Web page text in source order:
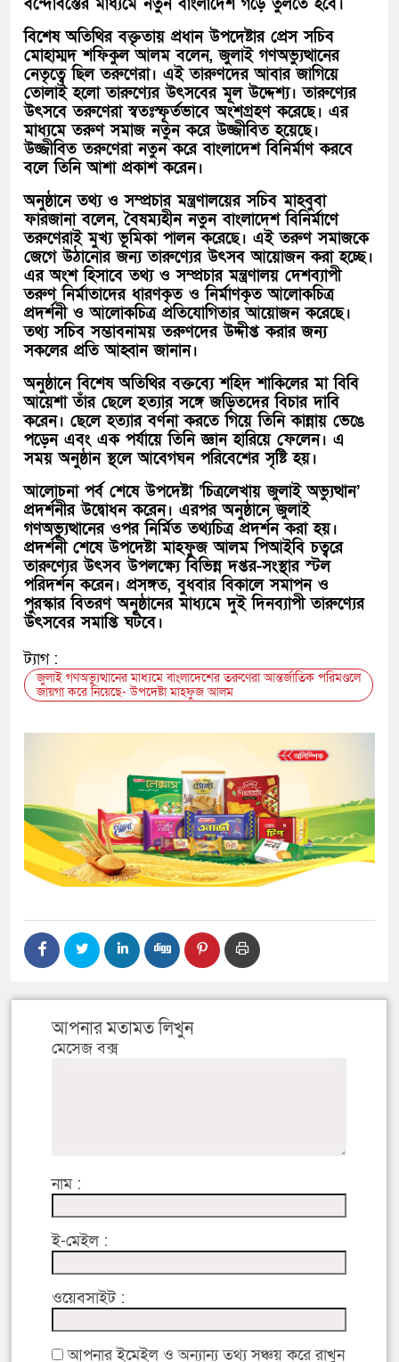
বিশেষ অতিথির বক্তৃতায় প্রধান উপদেষ্টার প্রেস সচিব
মোহাম্মদ শফিকুল আলম বলেন, জুলাই গণঅভ্যুত্থানের
নেতৃত্বে ছিল তরুণেরা। এই তারুণদের আবার জাগিয়ে
তোলাই হলো তারুণ্যের উৎসবের মূল উদ্দেশ্য। তারুণ্যের
উৎসবে তরুণেরা স্বতঃস্ফূর্তভাবে অংশগ্রহণ করেছে। এর
মাধ্যমে তরুণ সমাজ নতুন করে উজ্জীবিত হয়েছে।
উজ্জীবিত তরুণেরা নতুন করে বাংলাদেশ বিনির্মাণ করবে
বলে তিনি আশা প্রকাশ করেন।
অনুষ্ঠানে তথ্য ও সম্প্রচার মন্ত্রণালয়ের সচিব মাহবুবা
ফারজানা বলেন, বৈষম্যহীন নতুন বাংলাদেশ বিনির্মাণে
তরুণেরাই মুখ্য ভূমিকা পালন করেছে। এই তরুণ সমাজকে
জেগে উঠানোর জন্য তারুণ্যের উৎসব আয়োজন করা হচ্ছে।
এর অংশ হিসাবে তথ্য ও সম্প্রচার মন্ত্রণালয় দেশব্যাপী
তরুণ নির্মাতাদের ধারণকৃত ও নির্মাণকৃত আলোকচিত্র
প্রদর্শনী ও আলোকচিত্র প্রতিযোগিতার আয়োজন করেছে।
তথ্য সচিব সম্ভাবনাময় তরুণদের উদ্দীপ্ত করার জন্য
সকলের প্রতি আহ্বান জানান।
অনুষ্ঠানে বিশেষ অতিথির বক্তব্যে শহিদ শাকিলের মা বিবি
আয়েশা তাঁর ছেলে হত্যার সঙ্গে জড়িতদের বিচার দাবি
করেন। ছেলে হত্যার বর্ণনা করতে গিয়ে তিনি কান্নায় ভেঙে
পড়েন এবং এক পর্যায়ে তিনি জ্ঞান হারিয়ে ফেলেন। এ
সময় অনুষ্ঠান স্থলে আবেগঘন পরিবেশের সৃষ্টি হয়।
আলোচনা পর্ব শেষে উপদেষ্টা ‘চিত্রলেখায় জুলাই অভ্যুত্থান’
প্রদর্শনীর উদ্বোধন করেন। এরপর অনুষ্ঠানে জুলাই
গণঅভ্যুত্থানের ওপর নির্মিত তথ্যচিত্র প্রদর্শন করা হয়।
প্রদর্শনী শেষে উপদেষ্টা মাহফুজ আলম পিআইবি চত্বরে
তারুণ্যের উৎসব উপলক্ষ্যে বিভিন্ন দপ্তর-সংস্থার স্টল
পরিদর্শন করেন। প্রসঙ্গত, বুধবার বিকালে সমাপন ও
পুরস্কার বিতরণ অনুষ্ঠানের মাধ্যমে দুই দিনব্যাপী তারুণ্যের
উৎসবের সমাপ্তি ঘটবে।
ট্যাগ :
জুলাই গণঅভ্যুত্থানের মাধ্যমে বাংলাদেশের তরুণেরা আন্তর্জাতিক পরিমণ্ডলে
জায়গা করে নিয়েছে- উপদেষ্টা মাহফুজ আলম
আপনার মতামত লিখুন
মেসেজ বক্স
নাম :
ই-মেইল :
ওয়েবসাইট :
আপনার ইমেইল ও অন্যান্য তথ্য সঞ্চয় করে রাখুন